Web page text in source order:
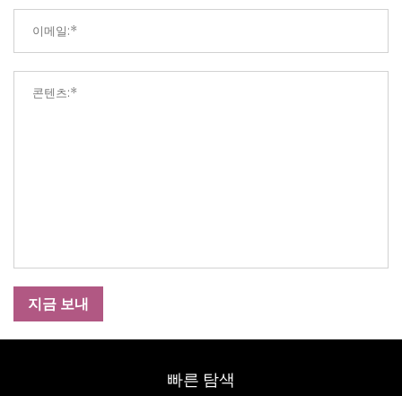
지금 보내
빠른 탐색